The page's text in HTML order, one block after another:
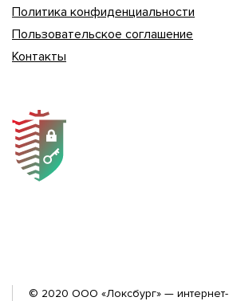
Политика конфиденциальности
Пользовательское соглашение
Контакты
© 2020 ООО «Локсбург» — интернет-